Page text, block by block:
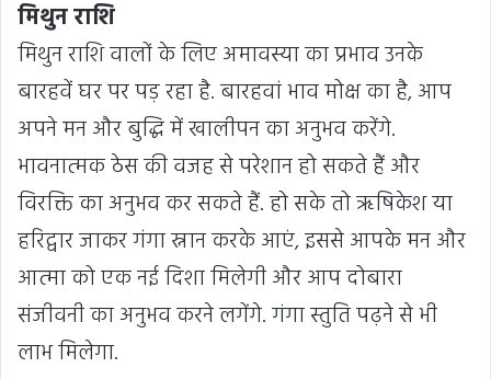
मिथुन राशि
मिथुन राशि वालों के लिए अमावस्या का प्रभाव उनके
बारहवें घर पर पड़ रहा है. बारहवां भाव मोक्ष का है, आप
अपने मन और बुद्धि में खालीपन का अनुभव करेंगे.
भावनात्मक ठेस की वजह से परेशान हो सकते हैं और
विरक्ति का अनुभव कर सकते हैं. हो सके तो ऋषिकेश या
हरिद्वार जाकर गंगा स्नान करके आएं, इससे आपके मन और
आत्मा को एक नई दिशा मिलेगी और आप दोबारा
संजीवनी का अनुभव करने लगेंगे. गंगा स्तुति पढ़ने से भी
लाभ मिलेगा.